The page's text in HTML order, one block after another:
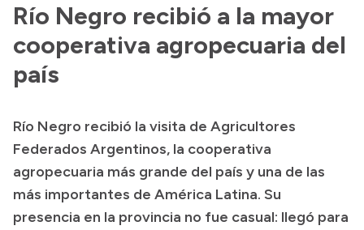
Delegaciones
Normativa
Presupuesto
Boletín Oficial
Compras y licitaciones
Consulta de expedientes
Río Negro recibió a la mayor
cooperativa agropecuaria del
país
Río Negro recibió la visita de Agricultores
Federados Argentinos, la cooperativa
agropecuaria más grande del país y una de las
más importantes de América Latina. Su
presencia en la provincia no fue casual: llegó para